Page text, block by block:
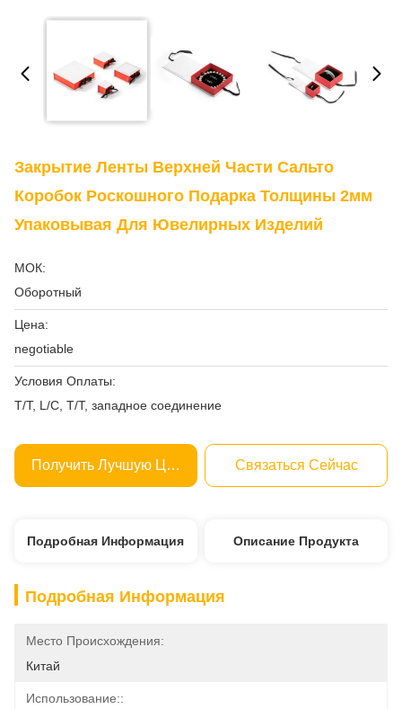
Закрытие Ленты Верхней Части Сальто
Коробок Роскошного Подарка Толщины 2мм
Упаковывая Для Ювелирных Изделий
МОК:
Оборотный
Цена:
negotiable
Условия Оплаты:
T/T, L/C, T/T, западное соединение
Получить Лучшую Цену Связаться Сейчас
Подробная Информация Описание Продукта
Подробная Информация
Место Происхождения:
Китай
Использование::